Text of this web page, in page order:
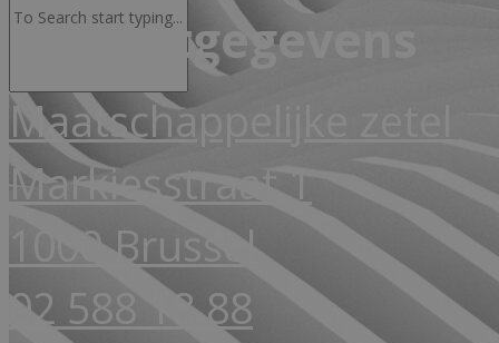
Contactgegevens
Maatschappelijke zetel
Markiesstraat 1
1000 Brussel
02 588 18 88